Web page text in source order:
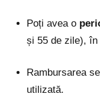
Poți avea o
și 55 de zile), în
Rambursarea
utilizată.